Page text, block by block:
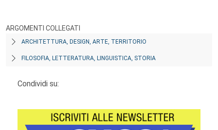
ARGOMENTI COLLEGATI
ARCHITETTURA, DESIGN, ARTE, TERRITORIO
FILOSOFIA, LETTERATURA, LINGUISTICA, STORIA
Condividi su: